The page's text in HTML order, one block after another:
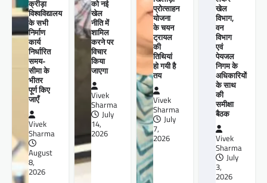
क्रीड़ा
विश्वविद्यालय
के सभी
निर्माण
कार्य
निर्धारित
समय-
सीमा के
भीतर
पूर्ण किए
जाएँ
Vivek
Sharma
August
8,
2026
को नई
खेल
नीति में
शामिल
करने पर
विचार
किया
जाएगा
Vivek
Sharma
July
14,
2026
प्रोत्साहन
योजना
के चयन
ट्रायल
की
तिथियां
हो गयी है
तय
Vivek
Sharma
July
7,
2026
खेल
विभाग,
वन
विभाग
एवं
पेयजल
निगम के
अधिकारियों
के साथ
की
समीक्षा
बैठक
Vivek
Sharma
July
3,
2026